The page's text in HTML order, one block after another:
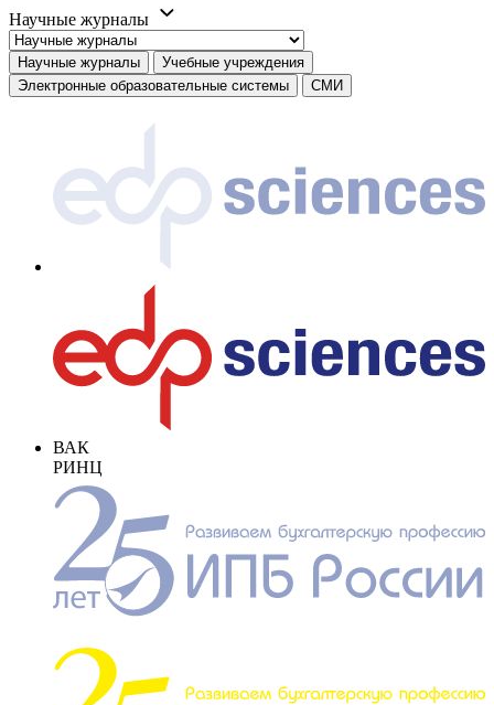
Научные журналы
Научные журналы
Учебные учреждения
Электронные образовательные системы
СМИ
ВАК
РИНЦ